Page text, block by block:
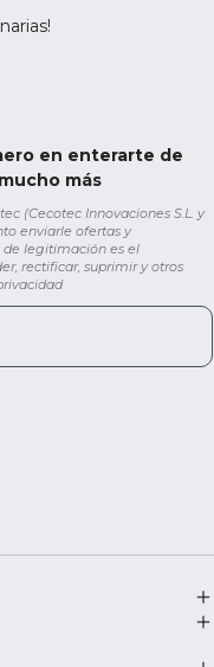
en enterarte de
más
(Cecotec Innovaciones S.L. y
enviarle ofertas y
de legitimación es el
rectificar, suprimir y otros